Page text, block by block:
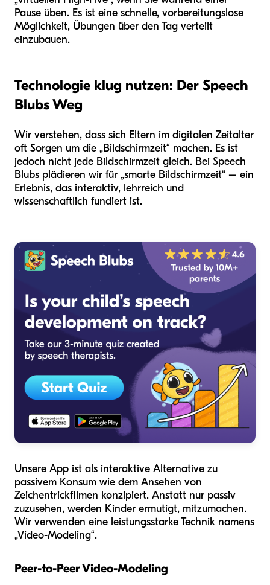
Pause üben. Es ist eine schnelle, vorbereitungslose
Möglichkeit, Übungen über den Tag verteilt
einzubauen.
Technologie klug nutzen: Der Speech
Blubs Weg
Wir verstehen, dass sich Eltern im digitalen Zeitalter
oft Sorgen um die „Bildschirmzeit“ machen. Es ist
jedoch nicht jede Bildschirmzeit gleich. Bei Speech
Blubs plädieren wir für „smarte Bildschirmzeit“ – ein
Erlebnis, das interaktiv, lehrreich und
wissenschaftlich fundiert ist.
Unsere App ist als interaktive Alternative zu
passivem Konsum wie dem Ansehen von
Zeichentrickfilmen konzipiert. Anstatt nur passiv
zuzusehen, werden Kinder ermutigt, mitzumachen.
Wir verwenden eine leistungsstarke Technik namens
„Video-Modeling“.
Peer-to-Peer Video-Modeling